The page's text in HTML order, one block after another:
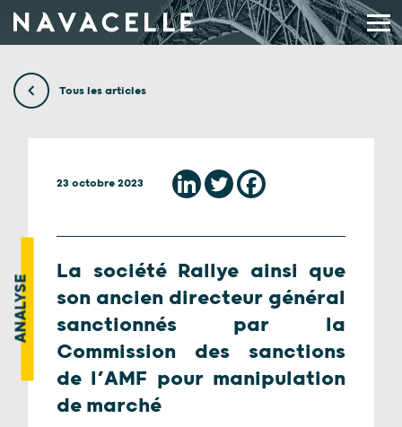
Tous les articles
ANALYSE
23 octobre 2023
La société Rallye ainsi que
son ancien directeur général
sanctionnés par la
Commission des sanctions
de l’AMF pour manipulation
de marché